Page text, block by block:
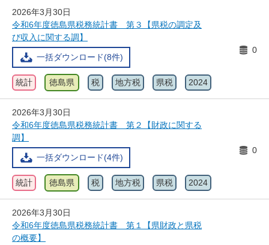
2026年3月30日
令和6年度徳島県税務統計書 第３【県税の調定及
び収入に関する調】
一括ダウンロード(8件)
0
統計 徳島県 税 地方税 県税 2024
2026年3月30日
令和6年度徳島県税務統計書 第２【財政に関する
調】
一括ダウンロード(4件)
0
統計 徳島県 税 地方税 県税 2024
2026年3月30日
令和6年度徳島県税務統計書 第１【県財政と県税
の概要】